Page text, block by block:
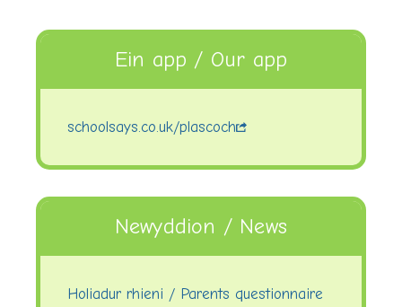
Ein app / Our app
schoolsays.co.uk/plascoch
Newyddion / News
Holiadur rhieni / Parents questionnaire